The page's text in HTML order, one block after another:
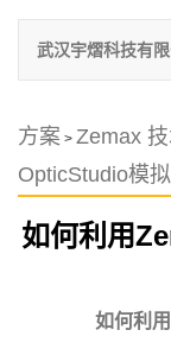
武汉宇熠科技有
方案 > Zemax
OpticStudio模
如何利用
如何利